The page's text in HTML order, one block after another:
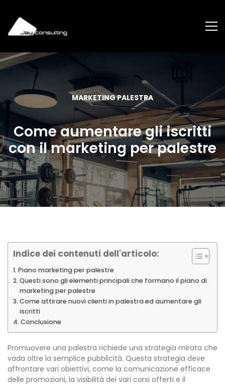
MARKETING PALESTRA
Come aumentare gli iscritti
con il marketing per palestre
Indice dei contenuti dell'articolo:
Piano marketing per palestre
Questi sono gli elementi principali che formano il piano di
marketing per palestre
Come attirare nuovi clienti in palestra ed aumentare gli
iscritti
Conclusione
Promuovere una palestra richiede una strategia mirata che
vada oltre la semplice pubblicità. Questa strategia deve
affrontare vari obiettivi, come la comunicazione efficace
delle promozioni, la visibilità dei vari corsi offerti e il